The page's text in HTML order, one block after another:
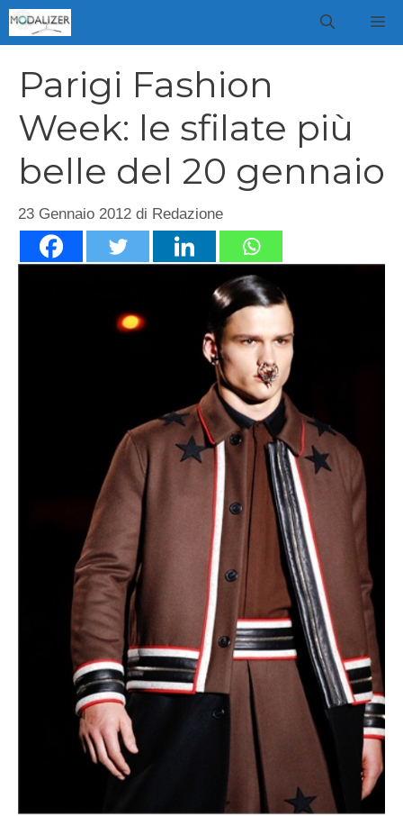
Vai
al
Parigi Fashion
Week: le sfilate più
belle del 20 gennaio
23 Gennaio 2012 di Redazione